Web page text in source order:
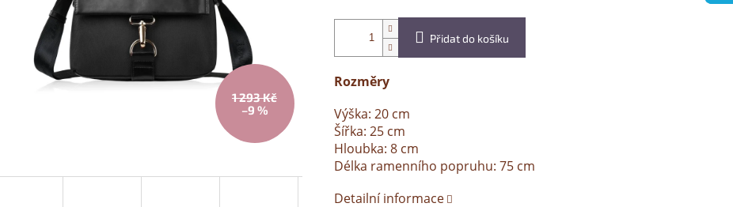
1 293 Kč
–9 %
Přidat do košíku
Rozměry
Výška: 20 cm
Šířka: 25 cm
Hloubka: 8 cm
Délka ramenního popruhu: 75 cm
Detailní informace